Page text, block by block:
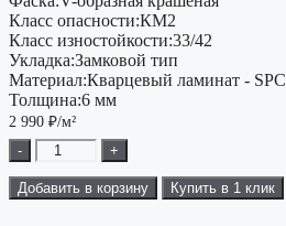
Класс опасности:КМ2
Класс изностойкости:33/42
Укладка:Замковой тип
Материал:Кварцевый ламинат - SPC
Толщина:6 мм
2 990 ₽/м²
-
+
Добавить в корзину Купить в 1 клик